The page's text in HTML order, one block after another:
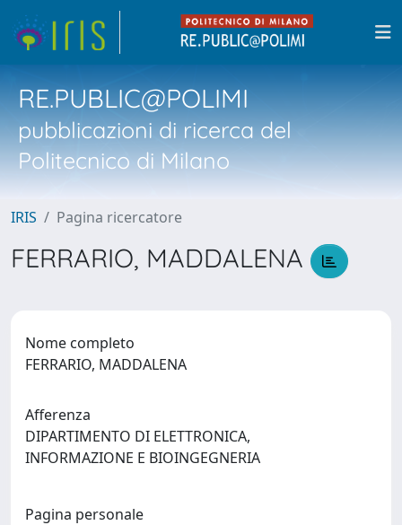
RE.PUBLIC@POLIMI
pubblicazioni di ricerca del
Politecnico di Milano
IRIS Pagina ricercatore
FERRARIO, MADDALENA
Nome completo
FERRARIO, MADDALENA
Afferenza
DIPARTIMENTO DI ELETTRONICA,
INFORMAZIONE E BIOINGEGNERIA
Pagina personale